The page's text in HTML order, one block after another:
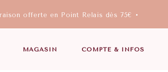
offerte en Point Relais dès 75€ •
MAGASIN COMPTE & INFOS